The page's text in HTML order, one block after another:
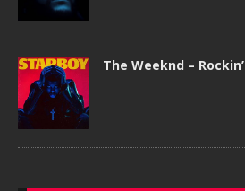
The Weeknd – Rockin’